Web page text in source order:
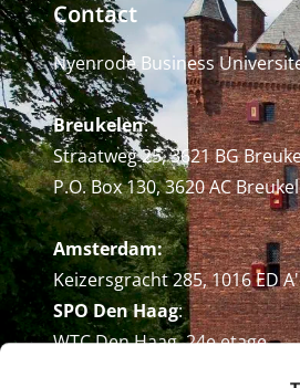
Contact
Nyenrode Business
Breukelen:
Straatweg 25, 3621 BG
P.O. Box 130, 3620 AC
Amsterdam:
Keizersgracht 285, 1016 ED
SPO Den Haag:
WTC Den Haag, 24e etage